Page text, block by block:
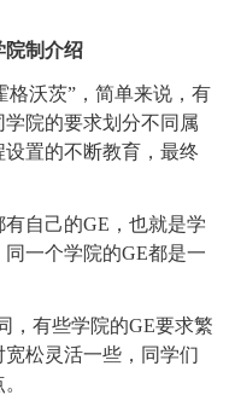
院制介绍
沃茨”，简单来说，有
院的要求划分不同属
置的不断教育，最终
自己的GE，也就是学
一个学院的GE都是一
有些学院的GE要求繁
松灵活一些，同学们